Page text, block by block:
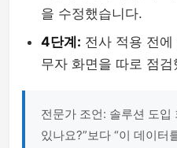
을 수정했습니다.
4단계: 전사 적용 전
무자 화면을 따로 점검
전문가 조언: 솔루션 도입
있나요?”보다 “이 데이터